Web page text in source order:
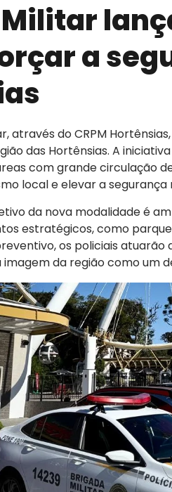
a
através do CRPM
das Hortênsias. A
com grande circulação
local e elevar a segurança
da nova modalidade é
estratégicos, como
os policiais
da região como um